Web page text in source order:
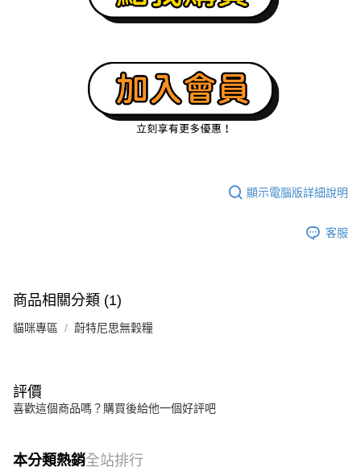
顯示電腦版詳細說明
客服
商品相關分類 (1)
貓咪專區 蔚特尼思無穀糧
評價
喜歡這個商品嗎？購買後給他一個好評吧
本分類熱銷全站排行